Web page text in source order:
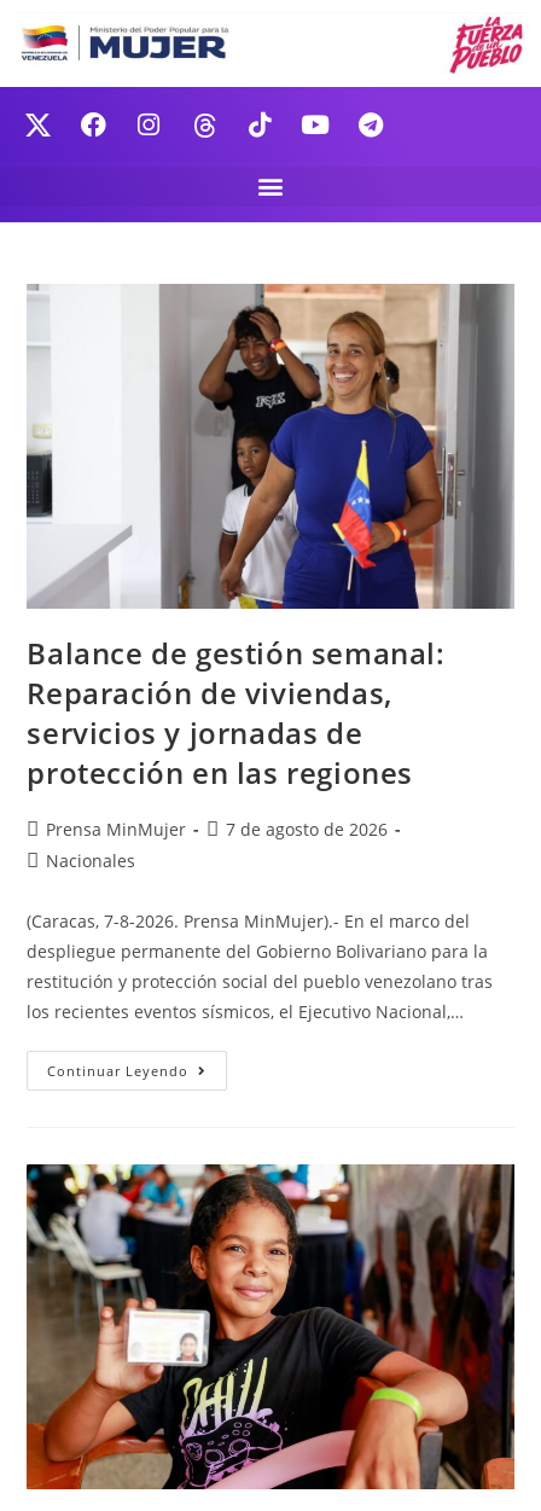
Balance de gestión semanal:
Reparación de viviendas,
servicios y jornadas de
protección en las regiones
Prensa MinMujer
7 de agosto de 2026
Nacionales
(Caracas, 7-8-2026. Prensa MinMujer).- En el marco del
despliegue permanente del Gobierno Bolivariano para la
restitución y protección social del pueblo venezolano tras
los recientes eventos sísmicos, el Ejecutivo Nacional,…
Continuar Leyendo